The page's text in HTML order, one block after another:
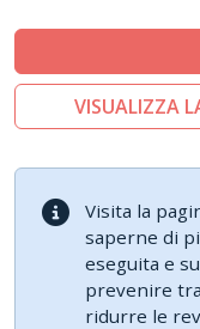
Ecwid by
WISECP
ThirtyBees
Sylius
VISUALIZZA
Visita la
saperne di
eseguita e
prevenire
ridurre le